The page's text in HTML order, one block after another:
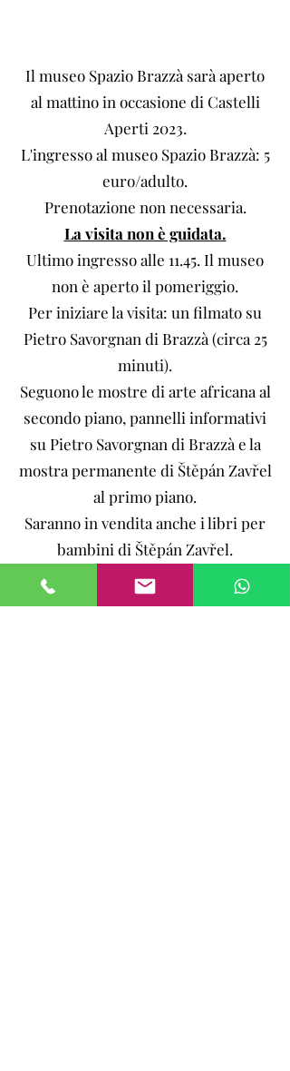
Il museo Spazio Brazzà sarà aperto
al mattino in occasione di Castelli
Aperti 2023.
L'ingresso al museo Spazio Brazzà: 5
euro/adulto.
Prenotazione non necessaria.
La visita non è guidata.
Ultimo ingresso alle 11.45. Il museo
non è aperto il pomeriggio.
Per iniziare la visita: un filmato su
Pietro Savorgnan di Brazzà (circa 25
minuti).
Seguono le mostre di arte africana al
secondo piano, pannelli informativi
su Pietro Savorgnan di Brazzà e la
mostra permanente di Štěpán Zavřel
al primo piano.
Saranno in vendita anche i libri per
bambini di Štěpán Zavřel.
l'ingresso al museo è il grande